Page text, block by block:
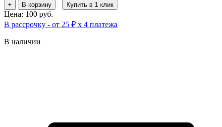
+ В корзину Купить в 1 клик
Цена: 100 руб.
В рассрочку - от 25 ₽ х 4 платежа
В наличии